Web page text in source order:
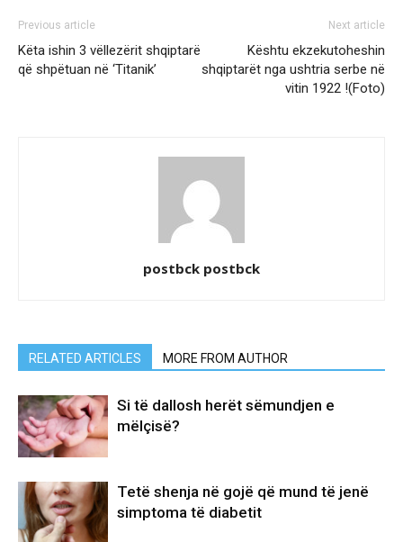
Previous article
Këta ishin 3 vëllezërit shqiptarë
që shpëtuan në ‘Titanik’
Next article
Kështu ekzekutoheshin
shqiptarët nga ushtria serbe në
vitin 1922 !(Foto)
postbck postbck
RELATED ARTICLES MORE FROM AUTHOR
Si të dallosh herët sëmundjen e
mëlçisë?
Tetë shenja në gojë që mund të jenë
simptoma të diabetit